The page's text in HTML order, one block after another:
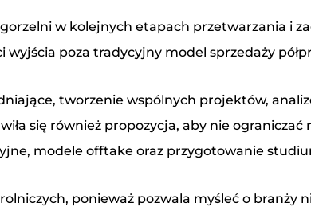
w kolejnych etapach przetwarzania i
wyjścia poza tradycyjny model sprzedaży
tworzenie wspólnych projektów,
się również propozycja, aby nie ograniczać
modele offtake oraz przygotowanie
ponieważ pozwala myśleć o branży